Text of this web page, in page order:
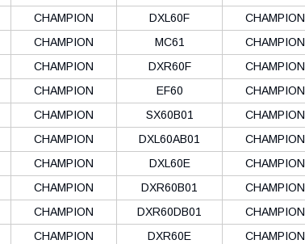
CHAMPION DXL60F CHAMPION
CHAMPION MC61 CHAMPION
CHAMPION DXR60F CHAMPION
CHAMPION EF60 CHAMPION
CHAMPION SX60B01 CHAMPION
CHAMPION DXL60AB01 CHAMPION
CHAMPION DXL60E CHAMPION
CHAMPION DXR60B01 CHAMPION
CHAMPION DXR60DB01 CHAMPION
CHAMPION DXR60E CHAMPION